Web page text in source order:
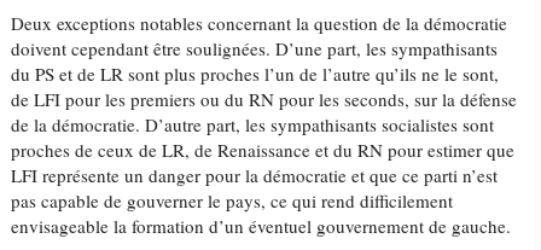
Deux exceptions notables concernant la question de la démocratie
doivent cependant être soulignées. D’une part, les sympathisants
du PS et de LR sont plus proches l’un de l’autre qu’ils ne le sont,
de LFI pour les premiers ou du RN pour les seconds, sur la défense
de la démocratie. D’autre part, les sympathisants socialistes sont
proches de ceux de LR, de Renaissance et du RN pour estimer que
LFI représente un danger pour la démocratie et que ce parti n’est
pas capable de gouverner le pays, ce qui rend difficilement
envisageable la formation d’un éventuel gouvernement de gauche.